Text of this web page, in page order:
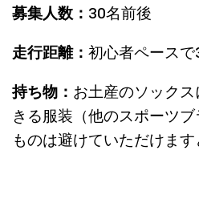
募集人数： 30名前後
走行距離： 初心者ペース
持ち物： お土産のソック
きる服装（他のスポーツ
ものは避けていただけます